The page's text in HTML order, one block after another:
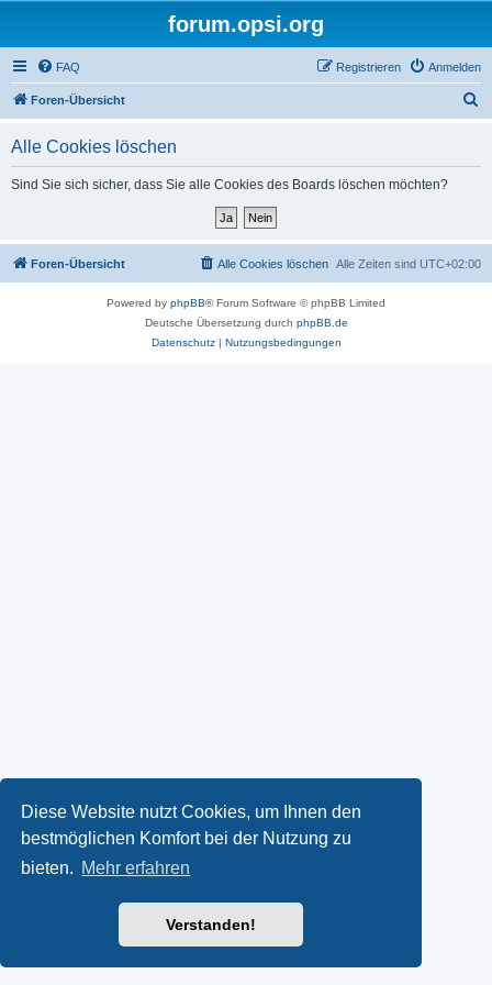
Diese Website nutzt Cookies, um Ihnen den
bestmöglichen Komfort bei der Nutzung zu
bieten. Mehr erfahren
Verstanden!
forum.opsi.org
FAQ Anmelden
Registrieren
Foren-Übersicht
Alle Cookies löschen
Sind Sie sich sicher, dass Sie alle Cookies des Boards löschen möchten?
Foren-Übersicht Alle Zeiten sind UTC+02:00
Alle Cookies löschen
Powered by phpBB® Forum Software © phpBB Limited
Deutsche Übersetzung durch phpBB.de
Datenschutz| Nutzungsbedingungen